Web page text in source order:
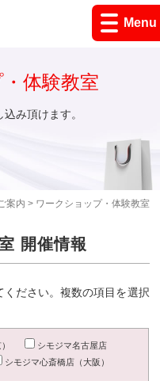
Menu
案内 > ワークショップ・体験教室
体験教室
み頂けます。
開催情報
ださい。複数の項目を選択
シモジマ名古屋店
シモジマ心斎橋店（大阪）